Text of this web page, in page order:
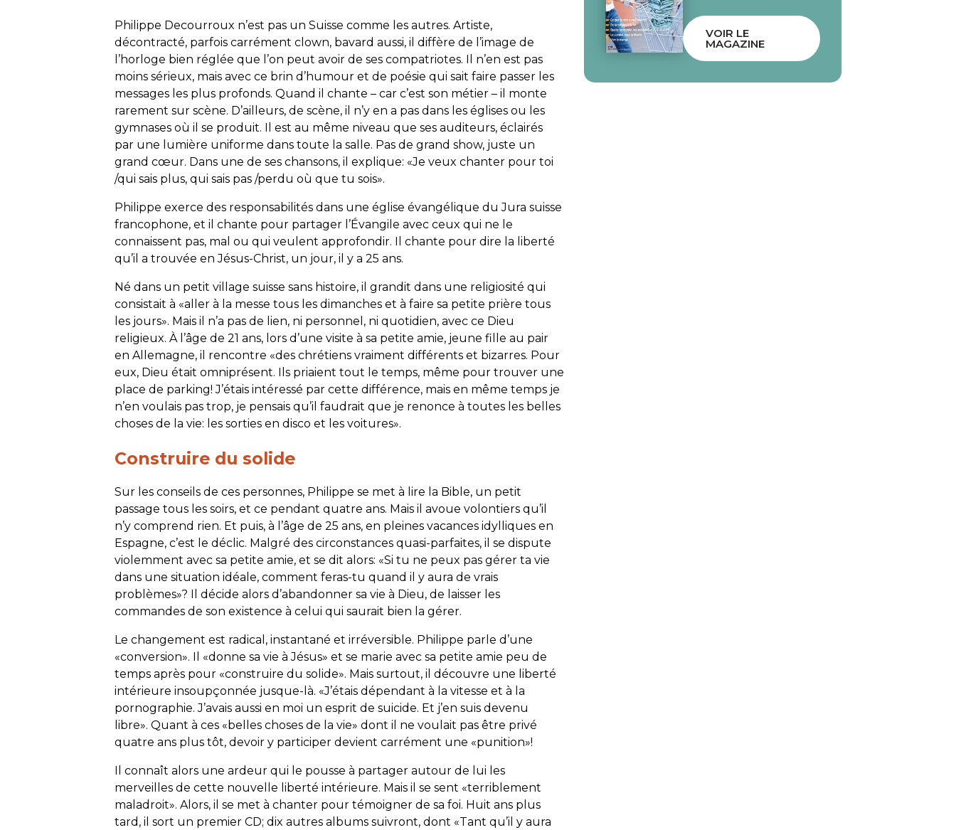
Philippe Decourroux n’est pas un Suisse comme les autres. Artiste,
décontracté, parfois carrément clown, bavard aussi, il diffère de l’image de
l’horloge bien réglée que l’on peut avoir de ses compatriotes. Il n’en est pas
moins sérieux, mais avec ce brin d’humour et de poésie qui sait faire passer les
messages les plus profonds. Quand il chante – car c’est son métier – il monte
rarement sur scène. D’ailleurs, de scène, il n’y en a pas dans les églises ou les
gymnases où il se produit. Il est au même niveau que ses auditeurs, éclairés
par une lumière uniforme dans toute la salle. Pas de grand show, juste un
grand cœur. Dans une de ses chansons, il explique: «Je veux chanter pour toi
/qui sais plus, qui sais pas /perdu où que tu sois».
Philippe exerce des responsabilités dans une église évangélique du Jura suisse
francophone, et il chante pour partager l’Évangile avec ceux qui ne le
connaissent pas, mal ou qui veulent approfondir. Il chante pour dire la liberté
qu’il a trouvée en Jésus-Christ, un jour, il y a 25 ans.
Né dans un petit village suisse sans histoire, il grandit dans une religiosité qui
consistait à «aller à la messe tous les dimanches et à faire sa petite prière tous
les jours». Mais il n’a pas de lien, ni personnel, ni quotidien, avec ce Dieu
religieux. À l’âge de 21 ans, lors d’une visite à sa petite amie, jeune fille au pair
en Allemagne, il rencontre «des chrétiens vraiment différents et bizarres. Pour
eux, Dieu était omniprésent. Ils priaient tout le temps, même pour trouver une
place de parking! J’étais intéressé par cette différence, mais en même temps je
n’en voulais pas trop, je pensais qu’il faudrait que je renonce à toutes les belles
choses de la vie: les sorties en disco et les voitures».
Construire du solide
Sur les conseils de ces personnes, Philippe se met à lire la Bible, un petit
passage tous les soirs, et ce pendant quatre ans. Mais il avoue volontiers qu’il
n’y comprend rien. Et puis, à l’âge de 25 ans, en pleines vacances idylliques en
Espagne, c’est le déclic. Malgré des circonstances quasi-parfaites, il se dispute
violemment avec sa petite amie, et se dit alors: «Si tu ne peux pas gérer ta vie
dans une situation idéale, comment feras-tu quand il y aura de vrais
problèmes»? Il décide alors d’abandonner sa vie à Dieu, de laisser les
commandes de son existence à celui qui saurait bien la gérer.
Le changement est radical, instantané et irréversible. Philippe parle d’une
«conversion». Il «donne sa vie à Jésus» et se marie avec sa petite amie peu de
temps après pour «construire du solide». Mais surtout, il découvre une liberté
intérieure insoupçonnée jusque-là. «J’étais dépendant à la vitesse et à la
pornographie. J’avais aussi en moi un esprit de suicide. Et j’en suis devenu
libre». Quant à ces «belles choses de la vie» dont il ne voulait pas être privé
quatre ans plus tôt, devoir y participer devient carrément une «punition»!
Il connaît alors une ardeur qui le pousse à partager autour de lui les
merveilles de cette nouvelle liberté intérieure. Mais il se sent «terriblement
maladroit». Alors, il se met à chanter pour témoigner de sa foi. Huit ans plus
tard, il sort un premier CD; dix autres albums suivront, dont «Tant qu’il y aura
VOIR LE
MAGAZINE